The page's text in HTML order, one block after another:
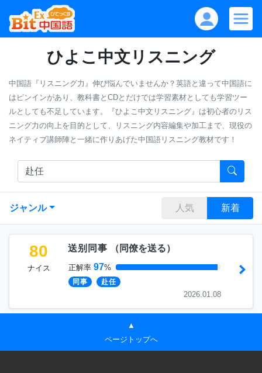
ひよこ中文リスニング
中国語『リスニング力』伸び悩んでいませんか？英語と違って中国語に
はピンインがあり、教科書とCDとだけでは学習素材としても学習ツー
ルとしても不足しています。『ひよこ中文リスニング』は初心者のリス
ニング力の向上を目的として、リスニング内容編集や加工まで、現役の
ネイティブ講師陣と一緒に作りあげた中国語リスニング教材です！
ジャンル 人気 新着
80
ナイス
送别同事 （ 同僚を送る）
正解率 97%
同事 赴任
2026.01.08
▲
ページトップへ